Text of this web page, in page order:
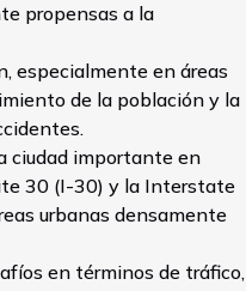
propensas a la
especialmente en áreas
de la población y la
ciudad importante en
30 (I-30) y la Interstate
urbanas densamente
en términos de tráfico,